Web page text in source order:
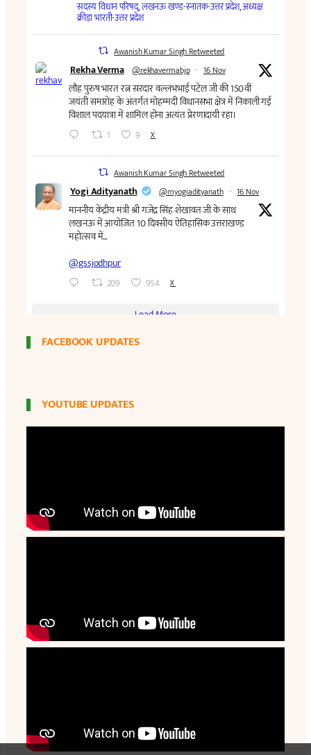
FACEBOOK UPDATES
YOUTUBE UPDATES